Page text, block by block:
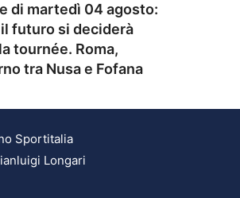
di martedì 04 agosto:
il futuro si deciderà
tournée. Roma,
tra Nusa e Fofana
Sportitalia
Longari